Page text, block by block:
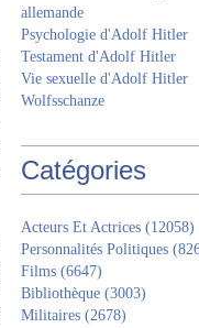
allemande
Psychologie d'Adolf Hitler
Testament d'Adolf Hitler
Vie sexuelle d'Adolf Hitler
Wolfsschanze
Catégories
Acteurs Et Actrices (12058)
Personnalités Politiques
Films (6647)
Bibliothèque (3003)
Militaires (2678)